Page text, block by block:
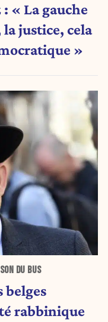
« La gauche
justice, cela
»
DU BUS
belges
rabbinique